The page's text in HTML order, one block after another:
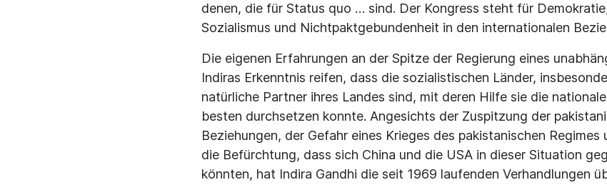
denen, die für Status quo … sind. Der Kongress steht für
Sozialismus und Nicht­paktgebundenheit in den internationalen
Die eigenen Erfahrungen an der Spitze der Regierung eines
Indiras Erkenntnis reifen, dass die sozialistischen Länder,
natürliche Partner ihres Landes sind, mit deren Hilfe sie die
besten durchsetzen konnte. Angesichts der Zuspitzung der
Beziehungen, der Gefahr eines Krieges des pakistanischen
die Befürchtung, dass sich China und die USA in dieser Situation
könnten, hat Indira Gandhi die seit 1969 laufenden Verhand­lungen